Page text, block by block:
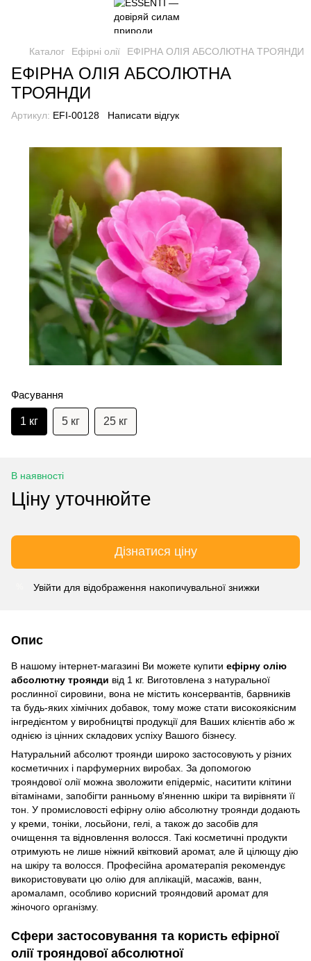
Каталог Ефірні олії ЕФІРНА ОЛІЯ АБСОЛЮТНА ТРОЯНДИ
ЕФІРНА ОЛІЯ АБСОЛЮТНА
ТРОЯНДИ
Артикул: EFI-00128 Написати відгук
Фасування
1 кг 5 кг 25 кг
В наявності
Ціну уточнюйте
Дізнатися ціну
Увійти для відображення накопичувальної знижки
Опис
В нашому інтернет-магазині Ви можете купити ефірну олію
абсолютну троянди від 1 кг. Виготовлена з натуральної
рослинної сировини, вона не містить консервантів, барвників
та будь-яких хімічних добавок, тому може стати високоякісним
інгредієнтом у виробництві продукції для Ваших клієнтів або ж
однією із цінних складових успіху Вашого бізнесу.
Натуральний абсолют троянди широко застосовують у різних
косметичних і парфумерних виробах. За допомогою
трояндової олії можна зволожити епідерміс, наситити клітини
вітамінами, запобігти ранньому в'яненню шкіри та вирівняти її
тон. У промисловості ефірну олію абсолютну троянди додають
у креми, тоніки, лосьйони, гелі, а також до засобів для
очищення та відновлення волосся. Такі косметичні продукти
отримують не лише ніжний квітковий аромат, але й цілющу дію
на шкіру та волосся. Професійна ароматерапія рекомендує
використовувати цю олію для аплікацій, масажів, ванн,
аромаламп, особливо корисний трояндовий аромат для
жіночого організму.
Сфери застосовування та користь ефірної
олії трояндової абсолютної